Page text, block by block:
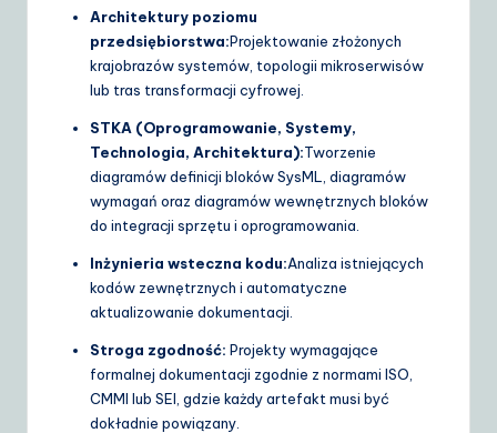
Architektury poziomu
przedsiębiorstwa:Projektowanie złożonych
krajobrazów systemów, topologii mikroserwisów
lub tras transformacji cyfrowej.
STKA (Oprogramowanie, Systemy,
Technologia, Architektura):Tworzenie
diagramów definicji bloków SysML, diagramów
wymagań oraz diagramów wewnętrznych bloków
do integracji sprzętu i oprogramowania.
Inżynieria wsteczna kodu:Analiza istniejących
kodów zewnętrznych i automatyczne
aktualizowanie dokumentacji.
Stroga zgodność: Projekty wymagające
formalnej dokumentacji zgodnie z normami ISO,
CMMI lub SEI, gdzie każdy artefakt musi być
dokładnie powiązany.